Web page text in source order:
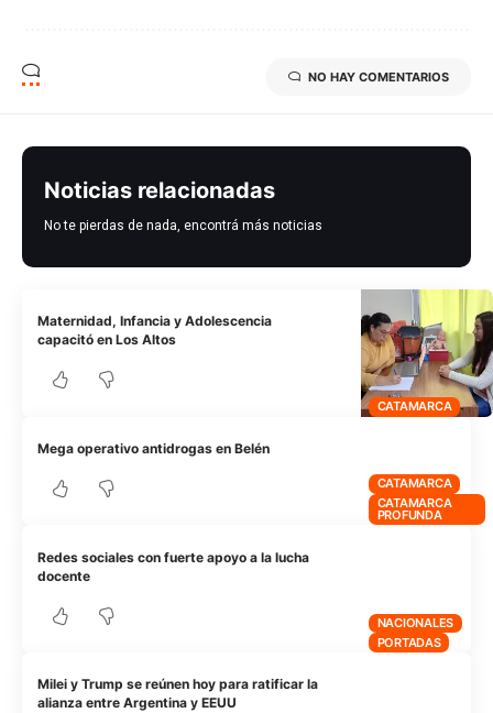
NO HAY COMENTARIOS
Noticias relacionadas
No te pierdas de nada, encontrá más noticias
CATAMARCA
Maternidad, Infancia y Adolescencia
capacitó en Los Altos
CATAMARCA
CATAMARCA
PROFUNDA
Mega operativo antidrogas en Belén
NACIONALES
PORTADAS
Redes sociales con fuerte apoyo a la lucha
docente
Milei y Trump se reúnen hoy para ratificar la
alianza entre Argentina y EEUU